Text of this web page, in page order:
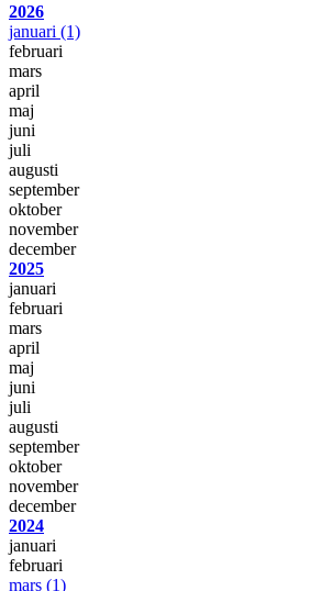
2026
januari (1)
februari
mars
april
maj
juni
juli
augusti
september
oktober
november
december
2025
januari
februari
mars
april
maj
juni
juli
augusti
september
oktober
november
december
2024
januari
februari
mars (1)